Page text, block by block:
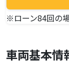
※ローン84回の
車両基本情